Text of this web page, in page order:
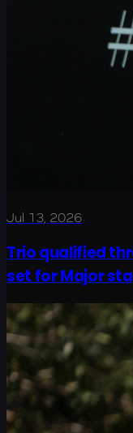
Jul 13, 2026
Trio qualified
set for Major